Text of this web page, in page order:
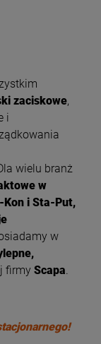
zaciskowe,
i
wielu branż
w
i Sta-Put,
w
firmy Scapa.